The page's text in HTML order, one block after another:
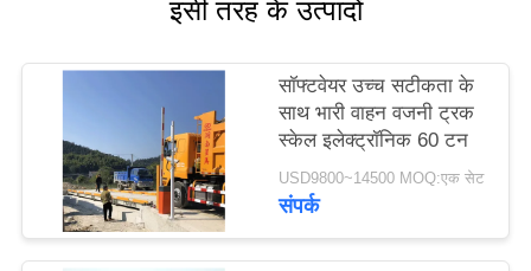
PRIVACY
POLICY
इसी तरह के उत्पादों
सॉफ्टवेयर उच्च सटीकता के
साथ भारी वाहन वजनी ट्रक
स्केल इलेक्ट्रॉनिक 60 टन
USD9800~14500 MOQ:एक सेट
संपर्क